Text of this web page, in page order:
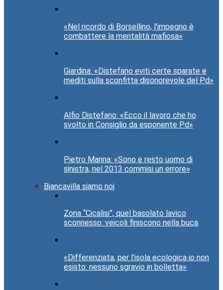
«Nel ricordo di Borsellino, l’impegno è
combattere la mentalità mafiosa»
Giardina: «Distefano eviti certe sparate e
mediti sulla sconfitta disonorevole del Pd»
Alfio Distefano: «Ecco il lavoro che ho
svolto in Consiglio da esponente Pd»
Pietro Manna: «Sono e resto uomo di
sinistra, nel 2013 commisi un errore»
Biancavilla siamo noi
Zona “Cicalisi”, quel basolato lavico
sconnesso: veicoli finiscono nella buca
«Differenziata, per l’isola ecologica io non
esisto: nessuno sgravio in bolletta»